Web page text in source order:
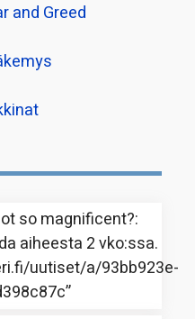
and Greed
so magnificent?:
aiheesta 2 vko:ssa.
uutiset/a/93bb923e-
”